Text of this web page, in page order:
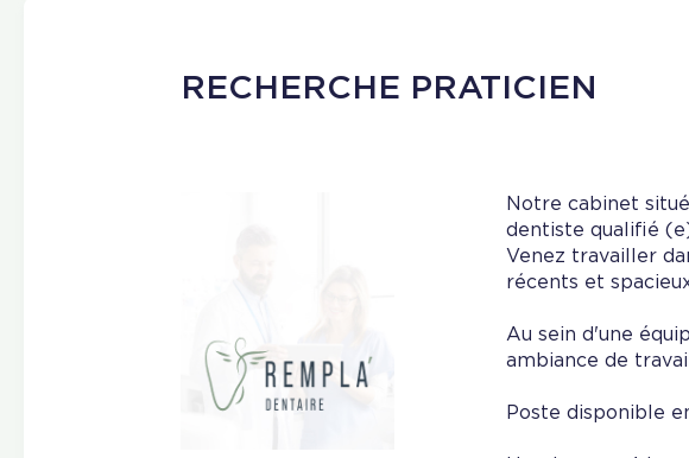
RECHERCHE PRATICIEN
Notre cabinet
dentiste qualifié
Venez travailler
récents et
Au sein d'une
ambiance de
Poste disponible